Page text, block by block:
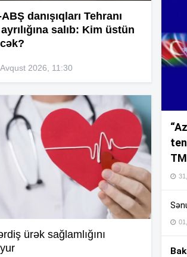
danışıqları Tehranı
salıb: Kim üstün
2026, 11:30
ürək sağlamlığını